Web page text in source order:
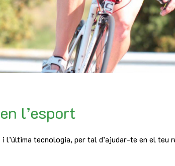
l’esport
l’última tecnologia, per tal d’ajudar-te en el teu